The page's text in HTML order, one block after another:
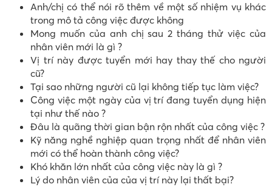
Anh/chị có thể nói rõ thêm về một số nhiệm vụ khác
trong mô tả công việc được không
Mong muốn của anh chị sau 2 tháng thử việc của
nhân viên mới là gì ?
Vị trí này được tuyển mới hay thay thế cho người
cũ?
Tại sao những người cũ lại không tiếp tục làm việc?
Công việc một ngày của vị trí đang tuyển dụng hiện
tại như thế nào ?
Đâu là quãng thời gian bận rộn nhất của công việc ?
Kỹ năng nghề nghiệp quan trọng nhất để nhân viên
mới có thể hoàn thành công việc?
Khó khăn lớn nhất của công việc này là gì ?
Lý do nhân viên của của vị trí này lại thất bại?